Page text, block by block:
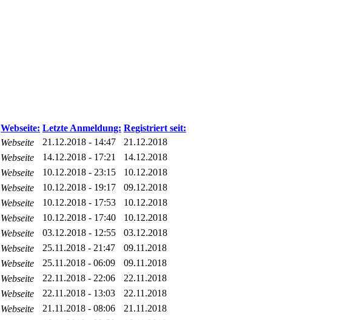
Webseite: Letzte Anmeldung: Registriert seit:
Webseite 21.12.2018 - 14:47
21.12.2018
Webseite 14.12.2018 - 17:21
14.12.2018
Webseite 10.12.2018 - 23:15
10.12.2018
Webseite 10.12.2018 - 19:17
09.12.2018
Webseite 10.12.2018 - 17:53
10.12.2018
Webseite 10.12.2018 - 17:40
10.12.2018
Webseite 03.12.2018 - 12:55
03.12.2018
Webseite 25.11.2018 - 21:47
09.11.2018
Webseite 25.11.2018 - 06:09
09.11.2018
Webseite 22.11.2018 - 22:06
22.11.2018
Webseite 22.11.2018 - 13:03
22.11.2018
Webseite 21.11.2018 - 08:06
21.11.2018